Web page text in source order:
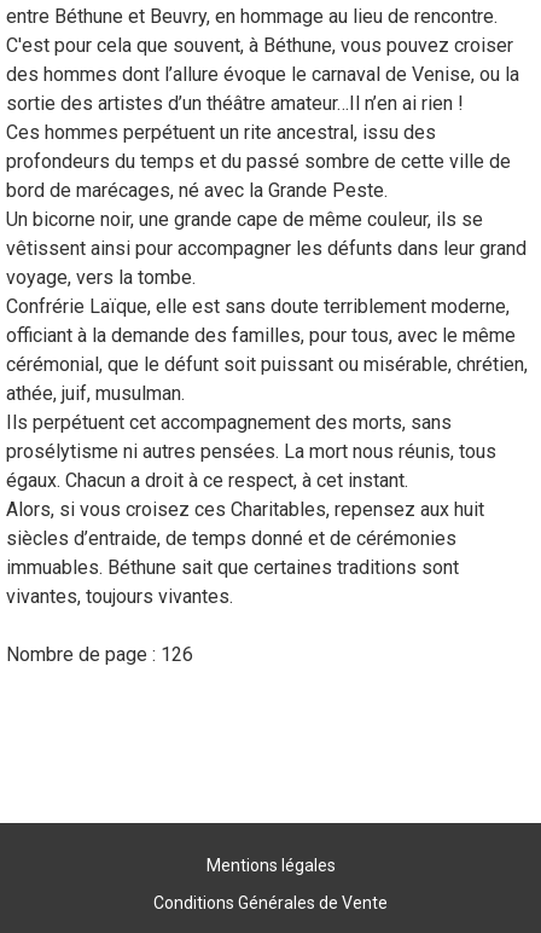
entre Béthune et Beuvry, en hommage au lieu de rencontre.
C'est pour cela que souvent, à Béthune, vous pouvez croiser
des hommes dont l’allure évoque le carnaval de Venise, ou la
sortie des artistes d’un théâtre amateur…Il n’en ai rien !
Ces hommes perpétuent un rite ancestral, issu des
profondeurs du temps et du passé sombre de cette ville de
bord de marécages, né avec la Grande Peste.
Un bicorne noir, une grande cape de même couleur, ils se
vêtissent ainsi pour accompagner les défunts dans leur grand
voyage, vers la tombe.
Confrérie Laïque, elle est sans doute terriblement moderne,
officiant à la demande des familles, pour tous, avec le même
cérémonial, que le défunt soit puissant ou misérable, chrétien,
athée, juif, musulman.
Ils perpétuent cet accompagnement des morts, sans
prosélytisme ni autres pensées. La mort nous réunis, tous
égaux. Chacun a droit à ce respect, à cet instant.
Alors, si vous croisez ces Charitables, repensez aux huit
siècles d’entraide, de temps donné et de cérémonies
immuables. Béthune sait que certaines traditions sont
vivantes, toujours vivantes.
Nombre de page : 126
Mentions légales
Conditions Générales de Vente